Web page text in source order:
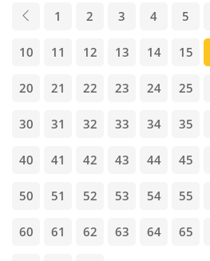
1 2 3 4 5
10 11 12 13 14 15
20 21 22 23 24 25
30 31 32 33 34 35
40 41 42 43 44 45
50 51 52 53 54 55
60 61 62 63 64 65